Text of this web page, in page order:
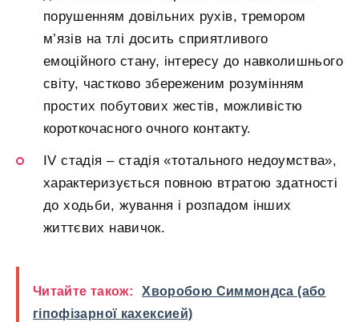
порушенням довільних рухів, тремором
м’язів на тлі досить сприятливого
емоційного стану, інтересу до навколишнього
світу, частково збереженим розумінням
простих побутових жестів, можливістю
короткочасного очного контакту.
IV стадія – стадія «тотального недоумства»,
характеризується повною втратою здатності
до ходьби, жування і розпадом інших
життєвих навичок.
Читайте також:
Хворобою Симмондса (або
гіпофізарної кахексией)